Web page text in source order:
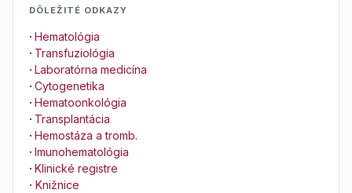
DÔLEŽITÉ ODKAZY
· Hematológia
· Transfuziológia
· Laboratórna medicína
· Cytogenetika
· Hematoonkológia
· Transplantácia
· Hemostáza a tromb.
· Imunohematológia
· Klinické registre
· Knižnice